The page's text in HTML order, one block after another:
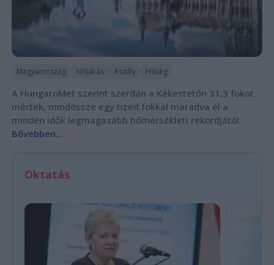
Magyarország Időjárás Aszály Hőség
A HungaroMet szerint szerdán a Kékestetőn 31,3 fokot
mértek, mindössze egy tized fokkal maradva el a
minden idők legmagasabb hőmérsékleti rekordjától.
Bővebben...
Oktatás